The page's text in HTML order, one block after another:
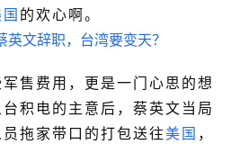
的欢心啊。
售费用，更是一门心思的想
积电的主意后，蔡英文当局
拖家带口的打包送往美国 ，